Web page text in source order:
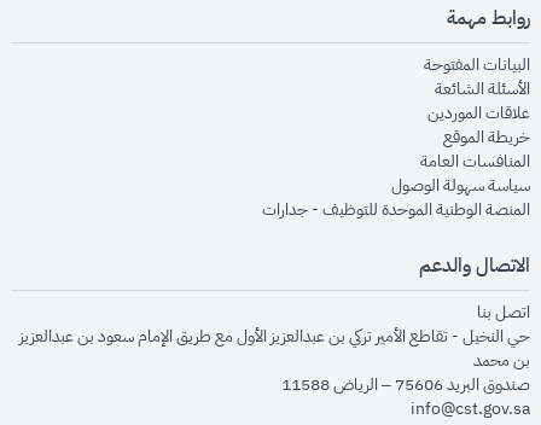
روابط مهمة
البيانات المفتوحةopens in new window
الأسئلة الشائعةopens in new window
علاقات الموردينopens in new window
خريطة الموقعopens in new window
المنافسات العامةopens in new window
سياسة سهولة الوصولopens in new window
المنصة الوطنية الموحدة للتوظيف - جداراتopens in new window
الاتصال والدعم
اتصل بنا
حي النخيل - تقاطع الأمير تركي بن عبدالعزيز الأول مع طريق الإمام سعود بن عبدالعزيز
بن محمد
صندوق البريد 75606 – الرياض 11588
info@cst.gov.sa